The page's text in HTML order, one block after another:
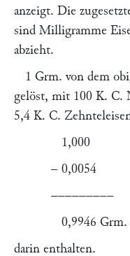
anzeigt. Die
sind Milligramme
abzieht.
1 Grm. von dem
gelöst, mit 100 K. C.
5,4 K. C.
1,000
– 0,0054
–––––––––
0,9946 Grm.
darin enthalten.